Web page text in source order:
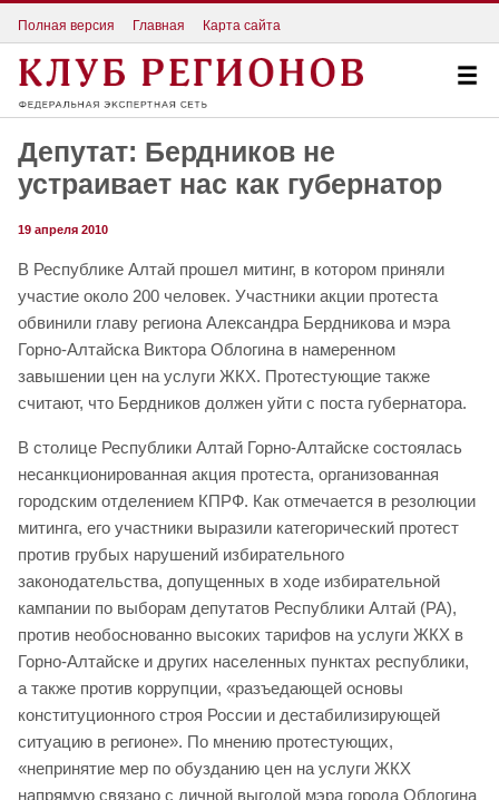
Полная версия Главная Карта сайта
Депутат: Бердников не
устраивает нас как губернатор
19 апреля 2010
В Республике Алтай прошел митинг, в котором приняли
участие около 200 человек. Участники акции протеста
обвинили главу региона Александра Бердникова и мэра
Горно-Алтайска Виктора Облогина в намеренном
завышении цен на услуги ЖКХ. Протестующие также
считают, что Бердников должен уйти с поста губернатора.
В столице Республики Алтай Горно-Алтайске состоялась
несанкционированная акция протеста, организованная
городским отделением КПРФ. Как отмечается в резолюции
митинга, его участники выразили категорический протест
против грубых нарушений избирательного
законодательства, допущенных в ходе избирательной
кампании по выборам депутатов Республики Алтай (РА),
против необоснованно высоких тарифов на услуги ЖКХ в
Горно-Алтайске и других населенных пунктах республики,
а также против коррупции, «разъедающей основы
конституционного строя России и дестабилизирующей
ситуацию в регионе». По мнению протестующих,
«непринятие мер по обузданию цен на услуги ЖКХ
напрямую связано с личной выгодой мэра города Облогина